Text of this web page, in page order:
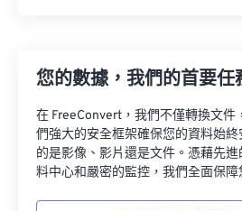
您的數據，我們的首要任
在 FreeConvert，我們不僅轉換文件
們強大的安全框架確保您的資料始
的是影像、影片還是文件。憑藉先
料中心和嚴密的監控，我們全面保障